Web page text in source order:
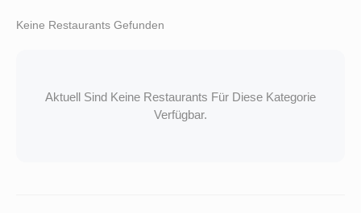
Keine Restaurants Gefunden
Aktuell Sind Keine Restaurants Für Diese Kategorie
Verfügbar.